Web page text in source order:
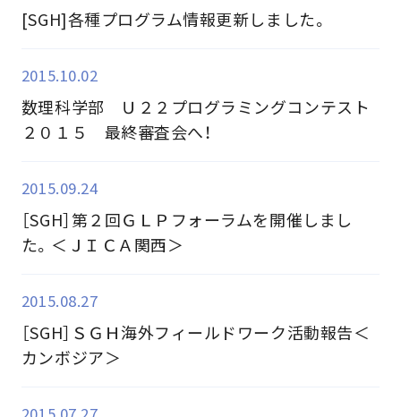
[SGH]各種プログラム情報更新しました。
2015.10.02
数理科学部 Ｕ２２プログラミングコンテスト
２０１５ 最終審査会へ！
2015.09.24
［SGH］第２回ＧＬＰフォーラムを開催しまし
た。＜ＪＩＣＡ関西＞
2015.08.27
［SGH］ＳＧＨ海外フィールドワーク活動報告＜
カンボジア＞